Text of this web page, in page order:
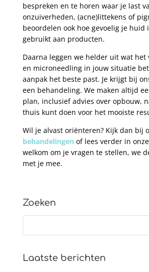
bespreken en te horen waar je last
onzuiverheden, (acne)littekens of
beoordelen ook hoe gevoelig je huid
gebruikt aan producten.
Daarna leggen we helder uit wat het
en microneedling in jouw situatie
aanpak het beste past. Je krijgt bij
een behandeling. We maken altijd
plan, inclusief advies over opbouw,
thuis kunt doen voor het mooiste
Wil je alvast oriënteren? Kijk dan bij
behandelingen of lees verder in onze
welkom om je vragen te stellen, we
met je mee.
Zoeken
Laatste berichten